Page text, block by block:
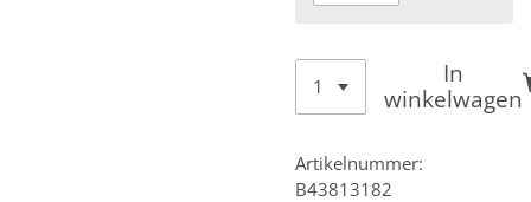
In
winkelwagen
Artikelnummer:
B43813182